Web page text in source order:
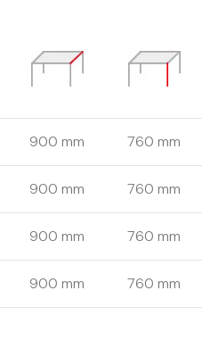
900 mm 760 mm
900 mm 760 mm
900 mm 760 mm
900 mm 760 mm